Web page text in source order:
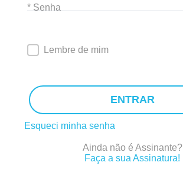
* Senha
Lembre de mim
ENTRAR
Esqueci minha senha
Ainda não é Assinante?
Faça a sua Assinatura!